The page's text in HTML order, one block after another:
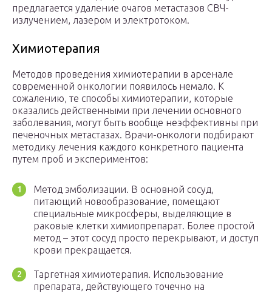
предлагается удаление очагов метастазов СВЧ-
излучением, лазером и электротоком.
Химиотерапия
Методов проведения химиотерапии в арсенале
современной онкологии появилось немало. К
сожалению, те способы химиотерапии, которые
оказались действенными при лечении основного
заболевания, могут быть вообще неэффективны при
печеночных метастазах. Врачи-онкологи подбирают
методику лечения каждого конкретного пациента
путем проб и экспериментов:
Метод эмболизации. В основной сосуд,
питающий новообразование, помещают
специальные микросферы, выделяющие в
раковые клетки химиопрепарат. Более простой
метод – этот сосуд просто перекрывают, и доступ
крови прекращается.
Таргетная химиотерапия. Использование
препарата, действующего точечно на